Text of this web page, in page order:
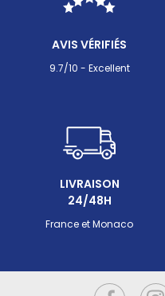
AVIS VÉRIFIÉS
9.7/10 - Excellent
LIVRAISON
24/48H
France et Monaco